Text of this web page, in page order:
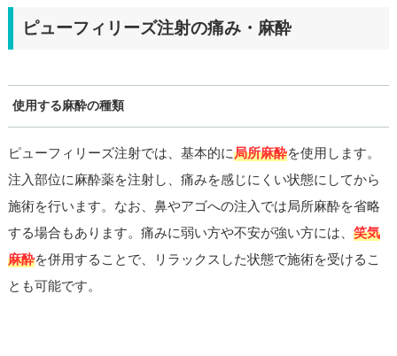
ピューフィリーズ注射の痛み・麻酔
使用する麻酔の種類
ピューフィリーズ注射では、基本的に局所麻酔を使用します。
注入部位に麻酔薬を注射し、痛みを感じにくい状態にしてから
施術を行います。なお、鼻やアゴへの注入では局所麻酔を省略
する場合もあります。痛みに弱い方や不安が強い方には、 笑気
麻酔を併用することで、リラックスした状態で施術を受けるこ
とも可能です。